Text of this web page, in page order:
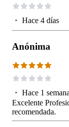
・ Hace 4 días
Anónima
・ Hace 1 semana
Excelente
recomendada.